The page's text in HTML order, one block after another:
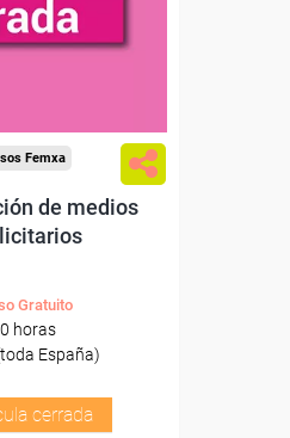
Femxa
de medios
Gratuito
horas
España)
cerrada